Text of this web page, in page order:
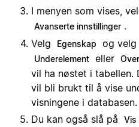
I menyen som vises,
Avanserte innstillinger .
Velg
Egenskap og velg
Underelement eller
vil ha nøstet i tabellen.
vil bli brukt til å vise
visningene i databasen.
Du kan også slå på
Vis